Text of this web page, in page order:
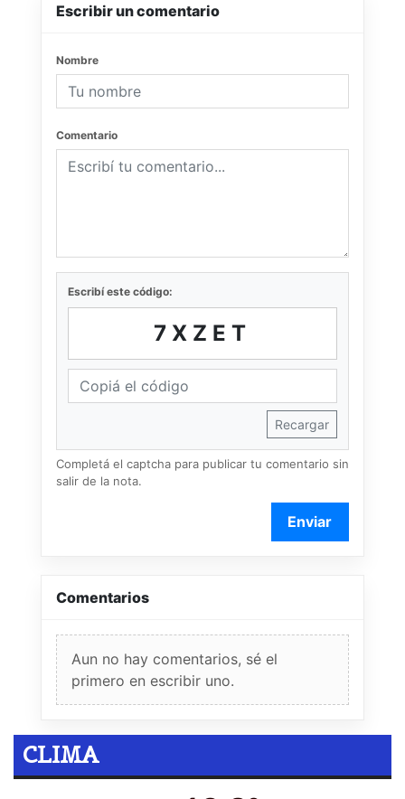
Escribir un comentario
Nombre
Comentario
Escribí este código:
7XZET
Recargar
Completá el captcha para publicar tu comentario sin
salir de la nota.
Enviar
Comentarios
Aun no hay comentarios, sé el
primero en escribir uno.
CLIMA